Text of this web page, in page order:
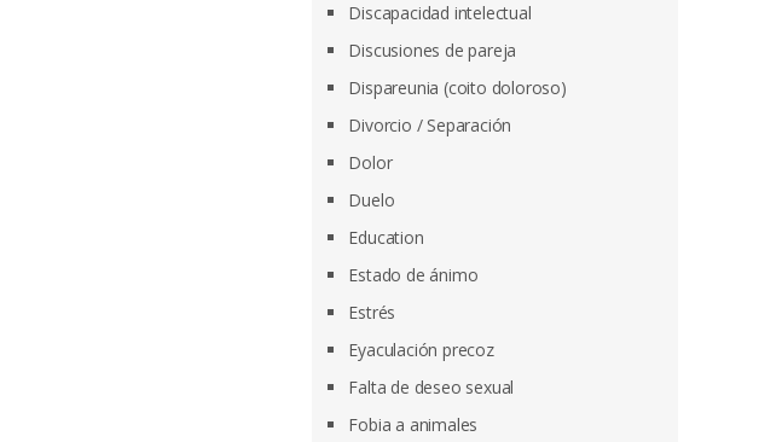
Discapacidad intelectual
Discusiones de pareja
Dispareunia (coito doloroso)
Divorcio / Separación
Dolor
Duelo
Education
Estado de ánimo
Estrés
Eyaculación precoz
Falta de deseo sexual
Fobia a animales